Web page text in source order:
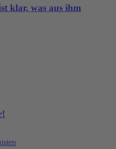
klar, was aus ihm